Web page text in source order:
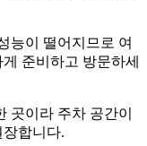
능이 떨어지므로 여
준비하고 방문하세
곳이라 주차 공간이
합니다.